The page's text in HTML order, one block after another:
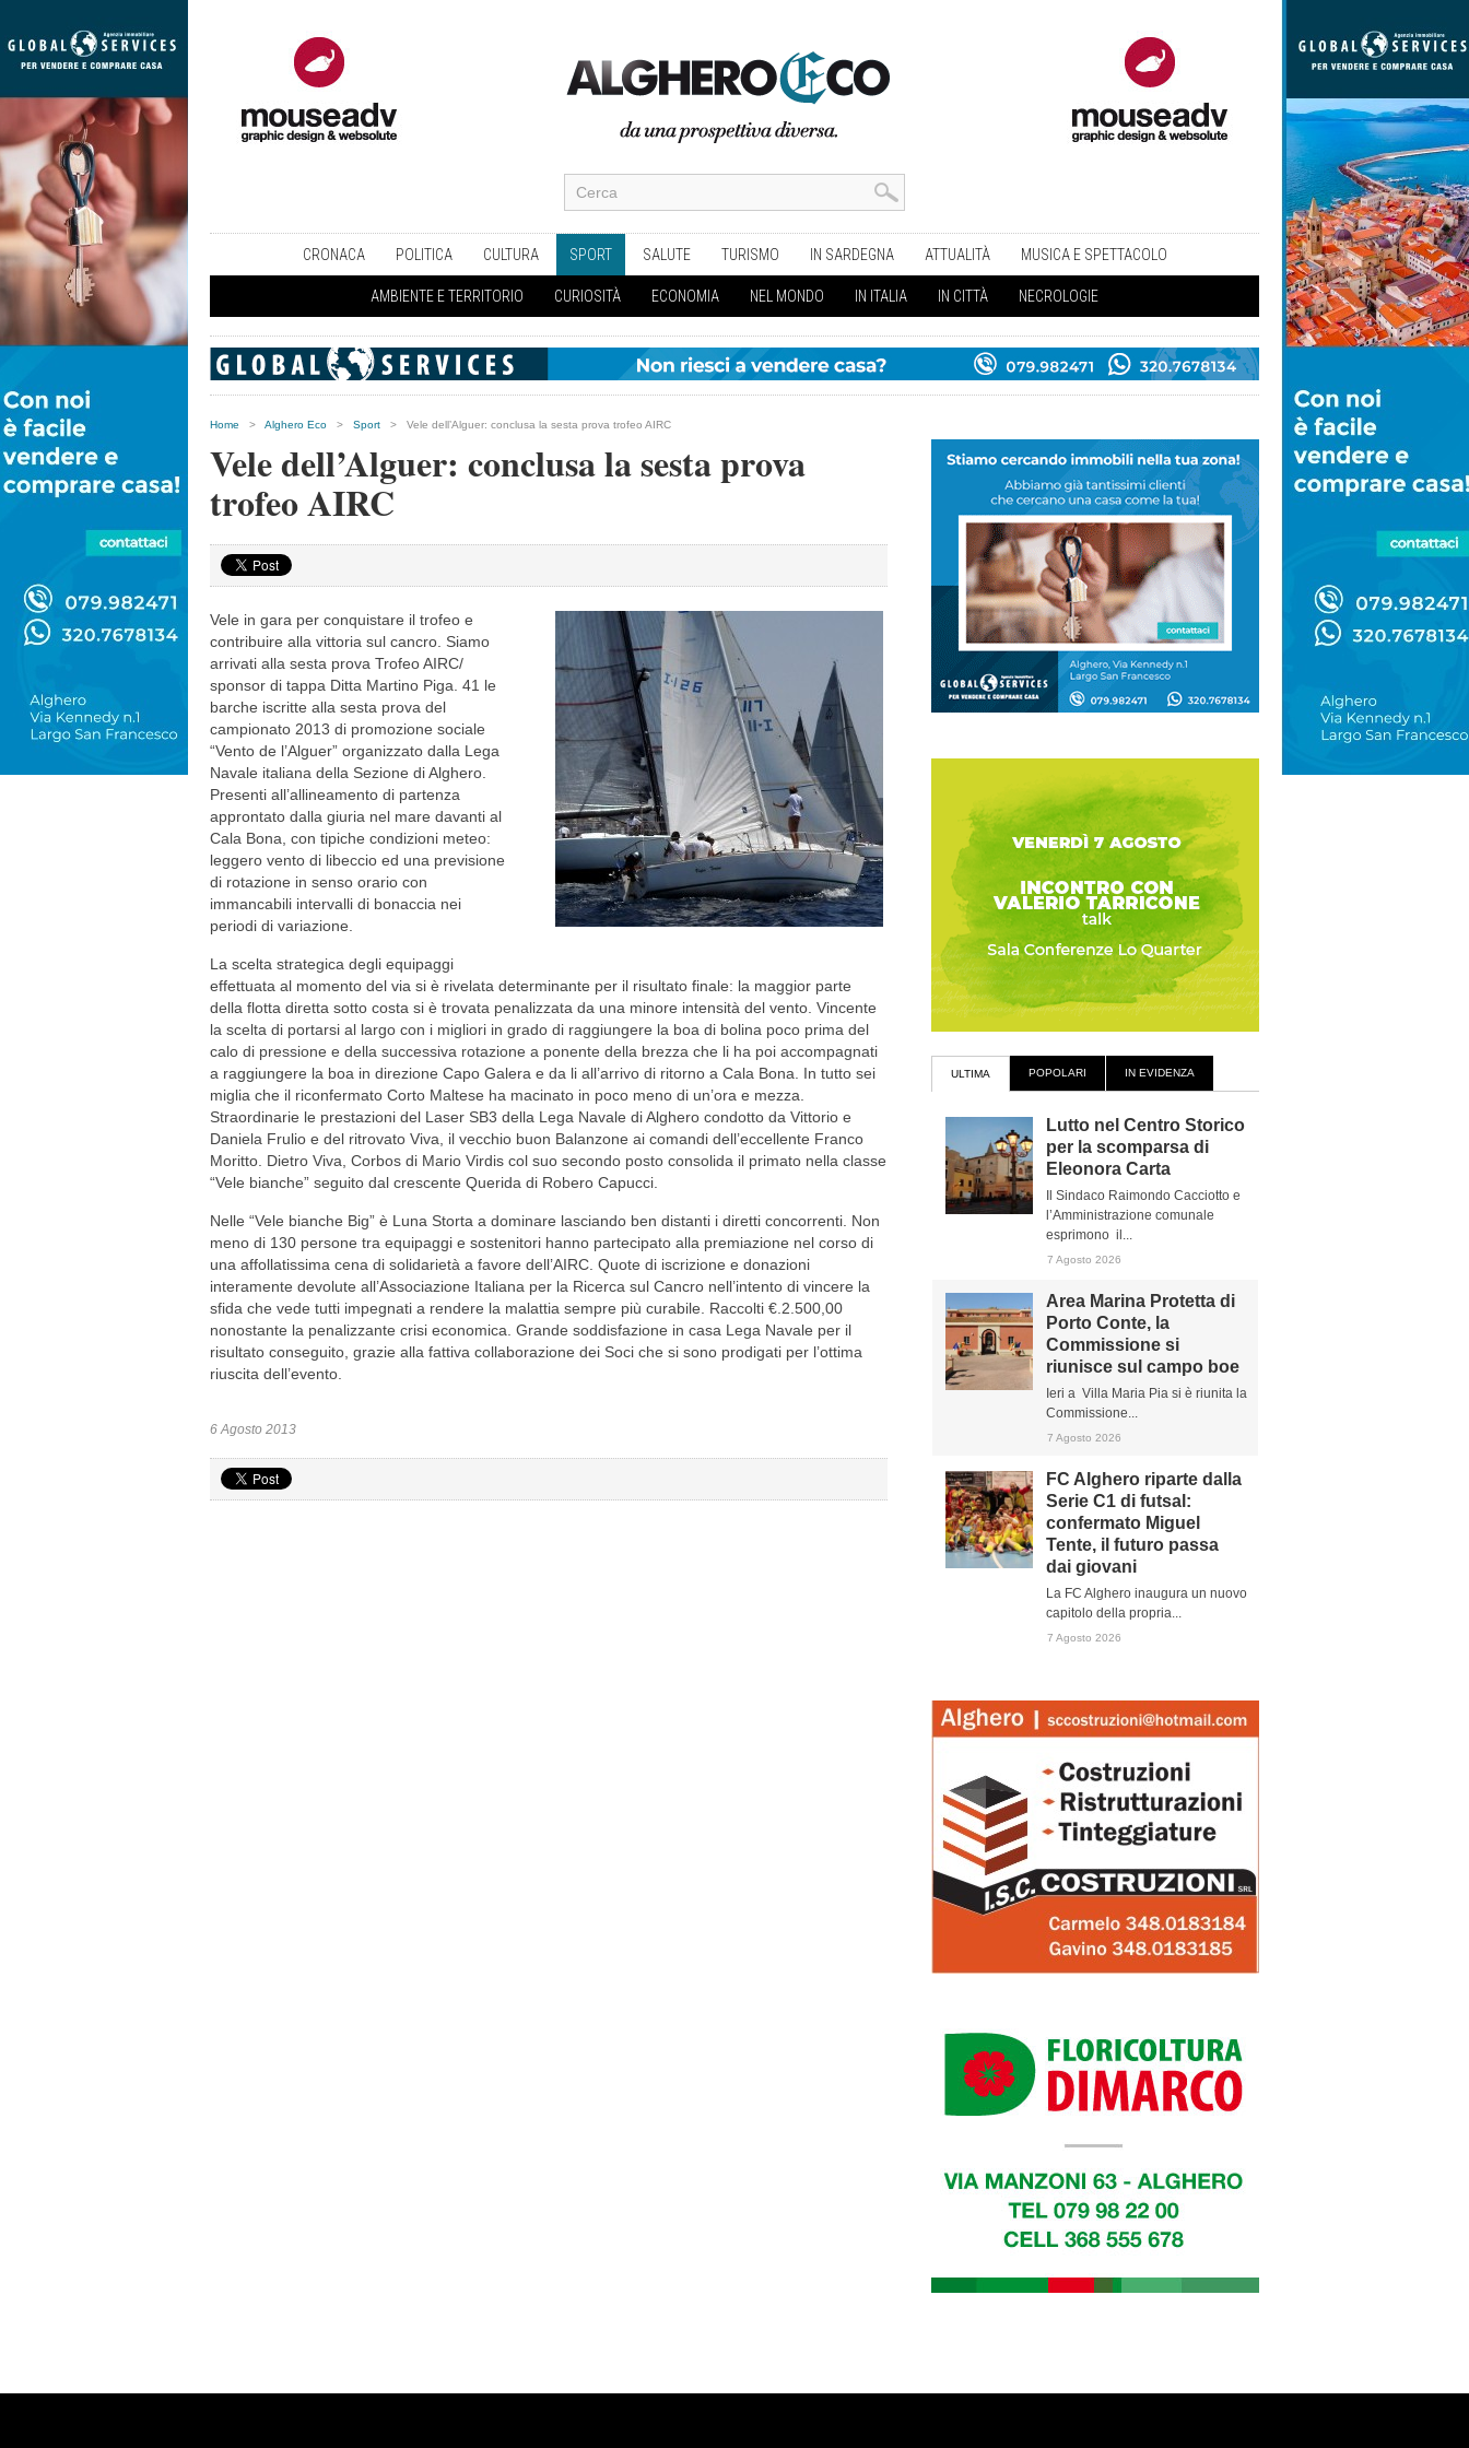
CRONACA POLITICA CULTURA SPORT SALUTE TURISMO IN SARDEGNA ATTUALITÀ MUSICA E SPETTACOLO
AMBIENTE E TERRITORIO CURIOSITÀ ECONOMIA NEL MONDO IN ITALIA IN CITTÀ NECROLOGIE
Home > Alghero Eco > Sport > Vele dell’Alguer: conclusa la sesta prova trofeo AIRC
Vele dell’Alguer: conclusa la sesta prova
trofeo AIRC
Vele in gara per conquistare il trofeo e
contribuire alla vittoria sul cancro. Siamo
arrivati alla sesta prova Trofeo AIRC/
sponsor di tappa Ditta Martino Piga. 41 le
barche iscritte alla sesta prova del
campionato 2013 di promozione sociale
“Vento de l’Alguer” organizzato dalla Lega
Navale italiana della Sezione di Alghero.
Presenti all’allineamento di partenza
approntato dalla giuria nel mare davanti al
Cala Bona, con tipiche condizioni meteo:
leggero vento di libeccio ed una previsione
di rotazione in senso orario con
immancabili intervalli di bonaccia nei
periodi di variazione.
La scelta strategica degli equipaggi
effettuata al momento del via si è rivelata determinante per il risultato finale: la maggior parte
della flotta diretta sotto costa si è trovata penalizzata da una minore intensità del vento. Vincente
la scelta di portarsi al largo con i migliori in grado di raggiungere la boa di bolina poco prima del
calo di pressione e della successiva rotazione a ponente della brezza che li ha poi accompagnati
a raggiungere la boa in direzione Capo Galera e da li all’arrivo di ritorno a Cala Bona. In tutto sei
miglia che il riconfermato Corto Maltese ha macinato in poco meno di un’ora e mezza.
Straordinarie le prestazioni del Laser SB3 della Lega Navale di Alghero condotto da Vittorio e
Daniela Frulio e del ritrovato Viva, il vecchio buon Balanzone ai comandi dell’eccellente Franco
Moritto. Dietro Viva, Corbos di Mario Virdis col suo secondo posto consolida il primato nella classe
“Vele bianche” seguito dal crescente Querida di Robero Capucci.
Nelle “Vele bianche Big” è Luna Storta a dominare lasciando ben distanti i diretti concorrenti. Non
meno di 130 persone tra equipaggi e sostenitori hanno partecipato alla premiazione nel corso di
una affollatissima cena di solidarietà a favore dell’AIRC. Quote di iscrizione e donazioni
interamente devolute all’Associazione Italiana per la Ricerca sul Cancro nell’intento di vincere la
sfida che vede tutti impegnati a rendere la malattia sempre più curabile. Raccolti €.2.500,00
nonostante la penalizzante crisi economica. Grande soddisfazione in casa Lega Navale per il
risultato conseguito, grazie alla fattiva collaborazione dei Soci che si sono prodigati per l’ottima
riuscita dell’evento.
6 Agosto 2013
ULTIMA POPOLARI IN EVIDENZA
Lutto nel Centro Storico
per la scomparsa di
Eleonora Carta
Il Sindaco Raimondo Cacciotto e
l’Amministrazione comunale
esprimono il...
7 Agosto 2026
Area Marina Protetta di
Porto Conte, la
Commissione si
riunisce sul campo boe
Ieri a Villa Maria Pia si è riunita la
Commissione...
7 Agosto 2026
FC Alghero riparte dalla
Serie C1 di futsal:
confermato Miguel
Tente, il futuro passa
dai giovani
La FC Alghero inaugura un nuovo
capitolo della propria...
7 Agosto 2026